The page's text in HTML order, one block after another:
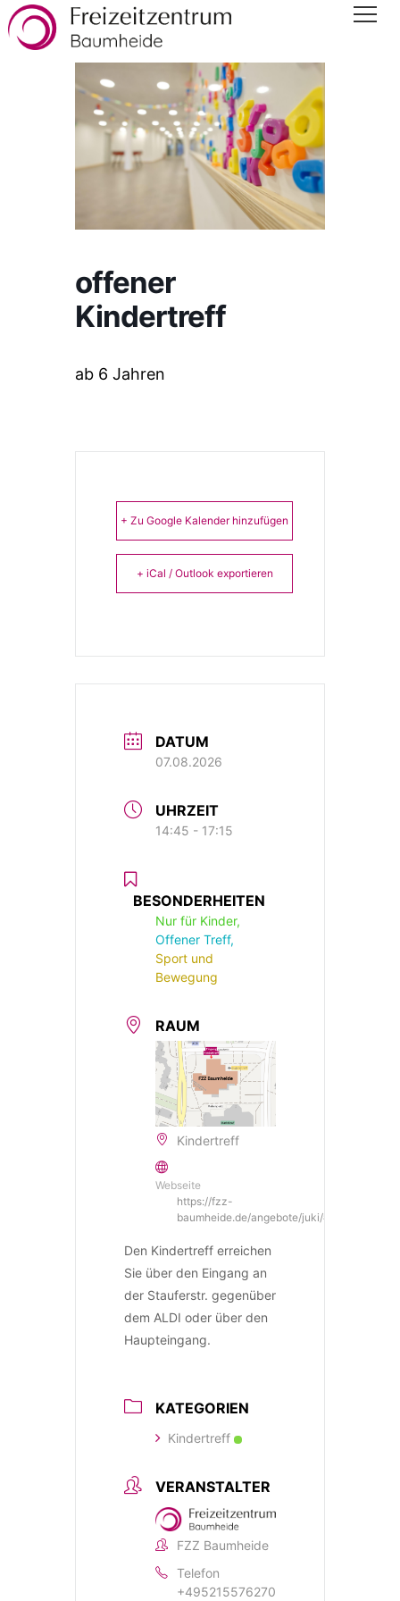
offener
Kindertreff
ab 6 Jahren
+ Zu Google Kalender hinzufügen
+ iCal / Outlook exportieren
DATUM
07.08.2026
UHRZEIT
14:45 - 17:15
BESONDERHEITEN
Nur für Kinder,
Offener Treff,
Sport und
Bewegung
RAUM
Kindertreff
Webseite
https://fzz-
baumheide.de/angebote/juki/#kindertreff
Den Kindertreff erreichen
Sie über den Eingang an
der Stauferstr. gegenüber
dem ALDI oder über den
Haupteingang.
KATEGORIEN
Kindertreff
VERANSTALTER
FZZ Baumheide
Telefon
+495215576270